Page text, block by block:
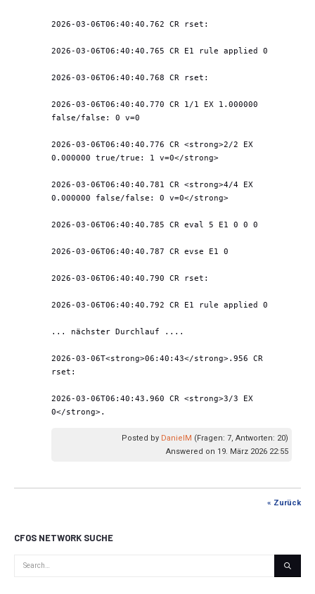
2026-03-06T06:40:40.762 CR rset:
2026-03-06T06:40:40.765 CR E1 rule applied 0
2026-03-06T06:40:40.768 CR rset:
2026-03-06T06:40:40.770 CR 1/1 EX 1.000000
false/false: 0 v=0
2026-03-06T06:40:40.776 CR <strong>2/2 EX
0.000000 true/true: 1 v=0</strong>
2026-03-06T06:40:40.781 CR <strong>4/4 EX
0.000000 false/false: 0 v=0</strong>
2026-03-06T06:40:40.785 CR eval 5 E1 0 0 0
2026-03-06T06:40:40.787 CR evse E1 0
2026-03-06T06:40:40.790 CR rset:
2026-03-06T06:40:40.792 CR E1 rule applied 0
... nächster Durchlauf ....
2026-03-06T<strong>06:40:43</strong>.956 CR
rset:
2026-03-06T06:40:43.960 CR <strong>3/3 EX
0</strong>.
Posted by DanielM (Fragen: 7, Antworten: 20)
Answered on 19. März 2026 22:55
« Zurück
CFOS NETWORK SUCHE